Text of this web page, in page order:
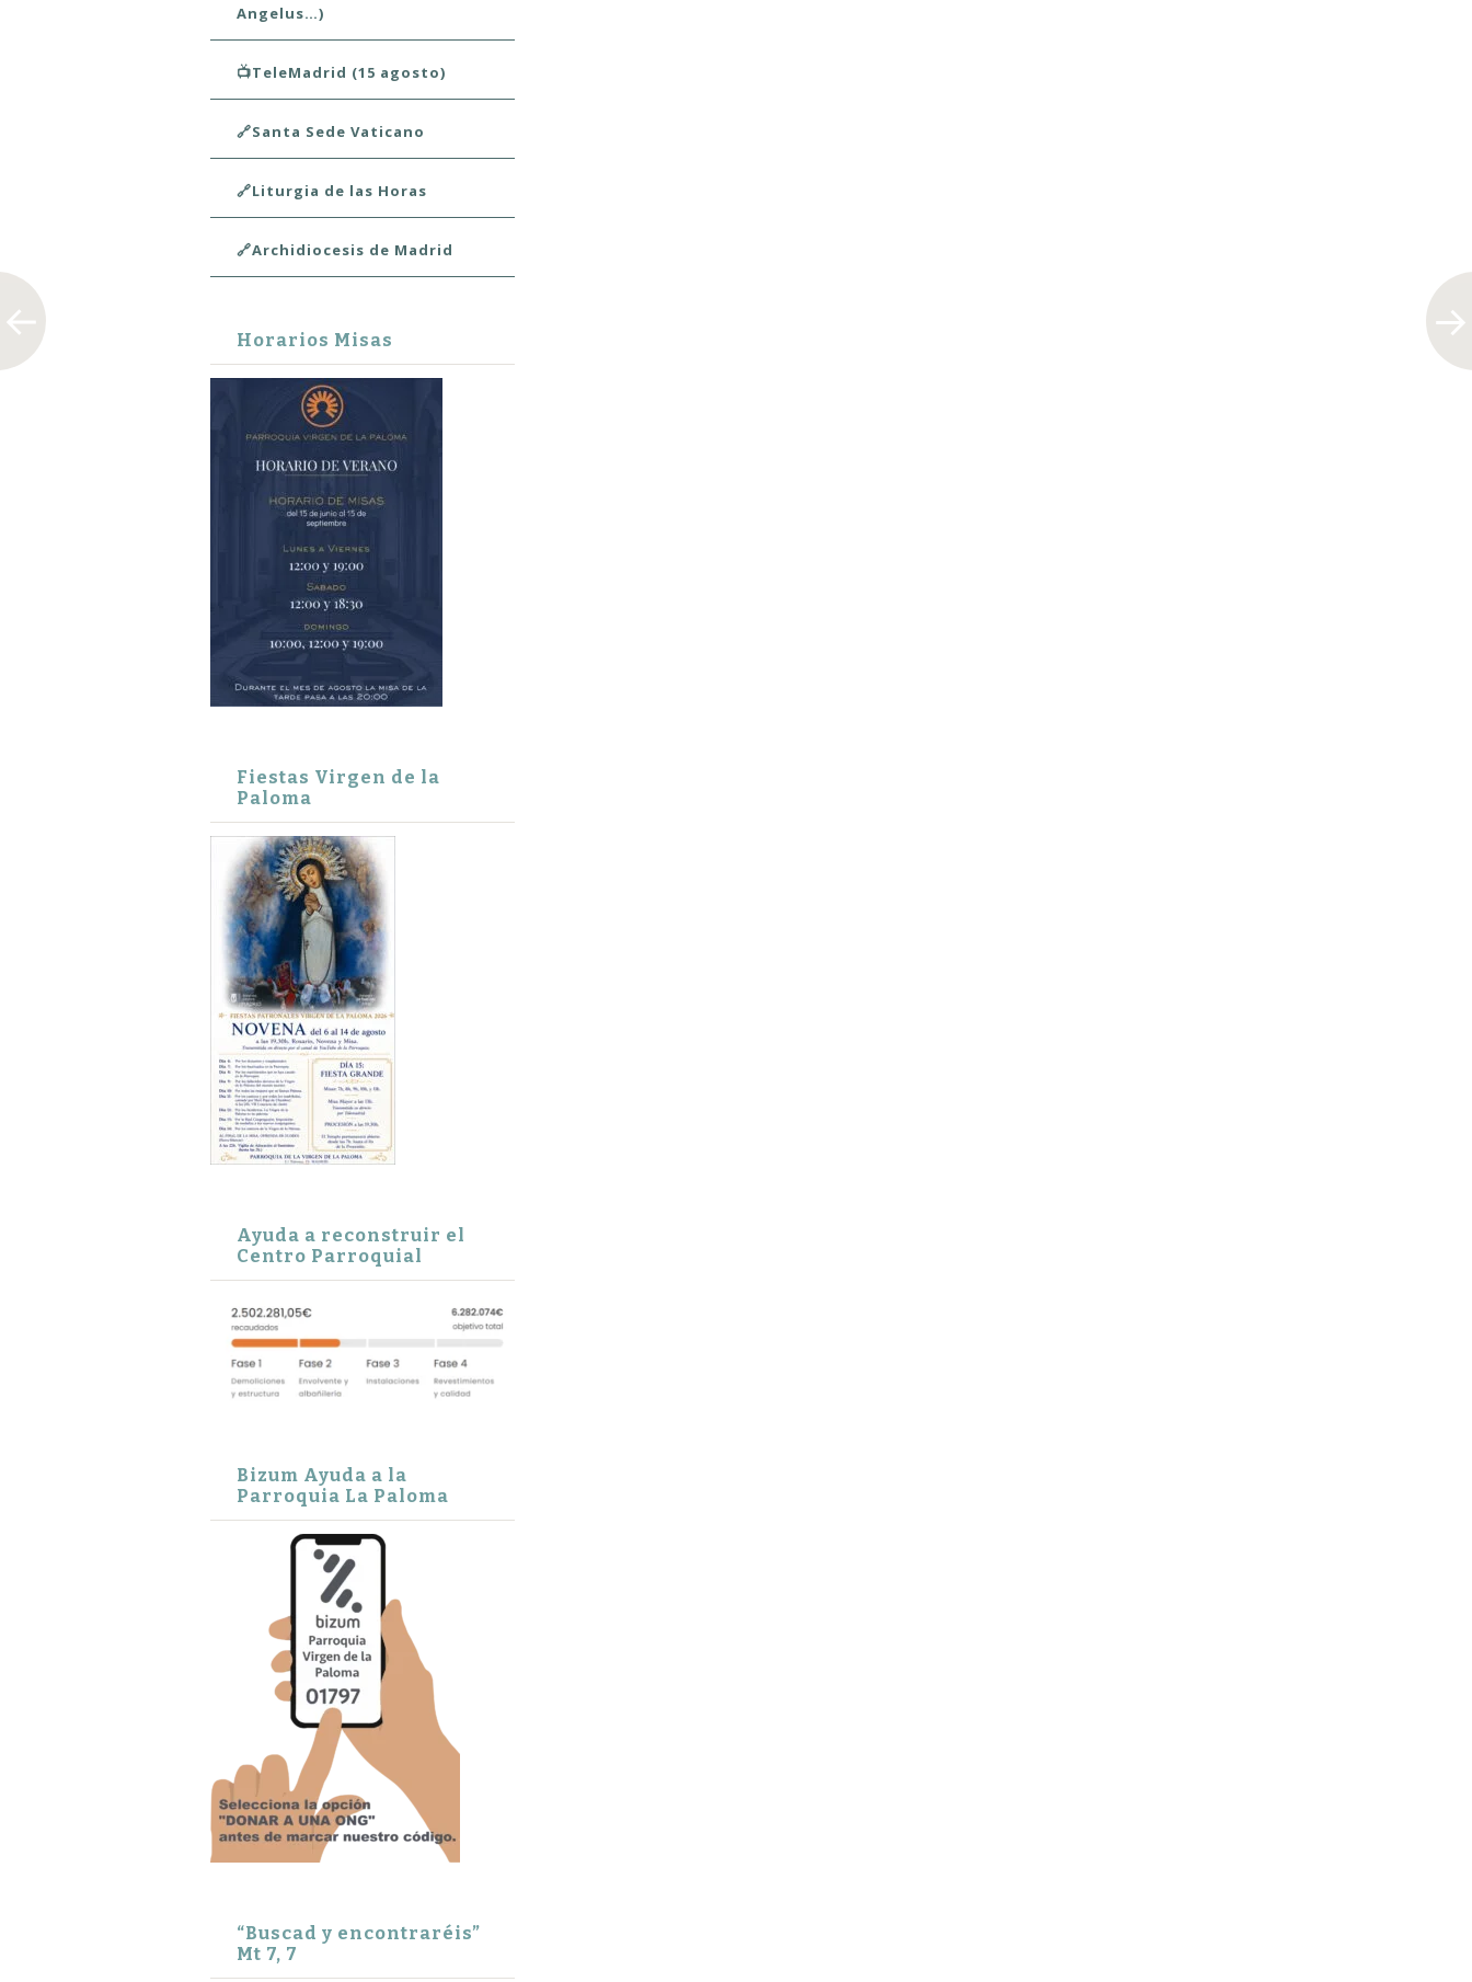
Angelus…)
📺TeleMadrid (15 agosto)
🔗Santa Sede Vaticano
🔗Liturgia de las Horas
🔗Archidiocesis de Madrid
Horarios Misas
Fiestas Virgen de la
Paloma
Ayuda a reconstruir el
Centro Parroquial
Bizum Ayuda a la
Parroquia La Paloma
“Buscad y encontraréis”
Mt 7, 7